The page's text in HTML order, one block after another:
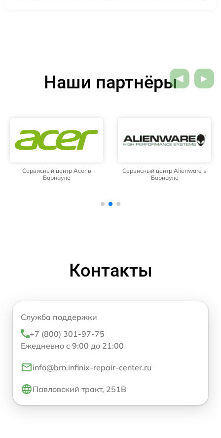
Наши партнёры
Сервисный центр Acer в
Барнауле
Сервисный центр Alienware в
Барнауле
Контакты
Служба поддержки
+7 (800) 301-97-75
Ежедневно с 9:00 до 21:00
info@brn.infinix-repair-center.ru
Павловский тракт, 251В